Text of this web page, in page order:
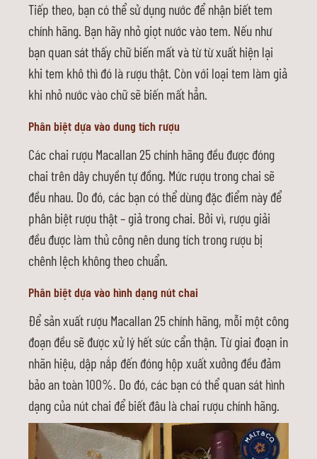
Tiếp theo, bạn có thể sử dụng nước để nhận biết tem
chính hãng. Bạn hãy nhỏ giọt nước vào tem. Nếu như
bạn quan sát thấy chữ biến mất và từ từ xuất hiện lại
khi tem khô thì đó là rượu thật. Còn với loại tem làm giả
khi nhỏ nước vào chữ sẽ biến mất hẳn.
Phân biệt dựa vào dung tích rượu
Các chai rượu Macallan 25 chính hãng đều được đóng
chai trên dây chuyền tự đồng. Mức rượu trong chai sẽ
đều nhau. Do đó, các bạn có thể dùng đặc điểm này để
phân biệt rượu thật – giả trong chai. Bởi vì, rượu giải
đều được làm thủ công nên dung tích trong rượu bị
chênh lệch không theo chuẩn.
Phân biệt dựa vào hình dạng nút chai
Để sản xuất rượu Macallan 25 chính hãng, mỗi một công
đoạn đều sẽ được xử lý hết sức cẩn thận. Từ giai đoạn in
nhãn hiệu, dập nắp đến đóng hộp xuất xưởng đều đảm
bảo an toàn 100%. Do đó, các bạn có thể quan sát hình
dạng của nút chai để biết đâu là chai rượu chính hãng.